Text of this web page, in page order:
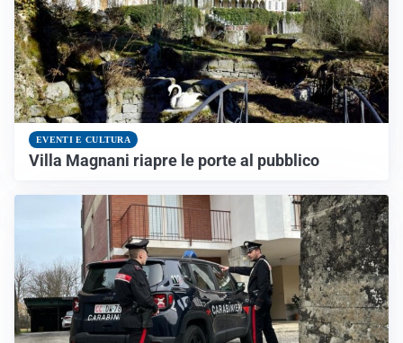
EVENTI E CULTURA
Villa Magnani riapre le porte al pubblico